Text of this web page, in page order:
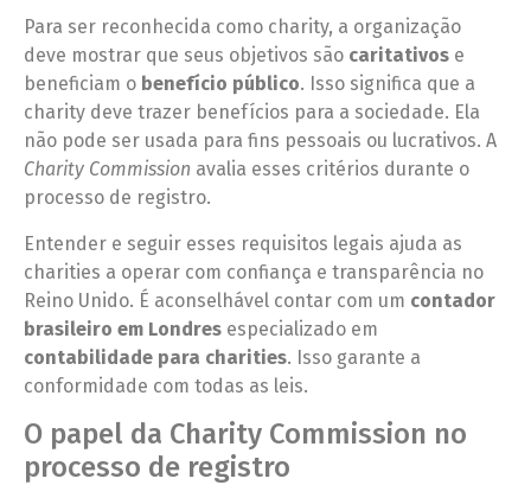
Para ser reconhecida como charity, a organização
deve mostrar que seus objetivos são caritativos e
beneficiam o benefício público. Isso significa que a
charity deve trazer benefícios para a sociedade. Ela
não pode ser usada para fins pessoais ou lucrativos. A
Charity Commission avalia esses critérios durante o
processo de registro.
Entender e seguir esses requisitos legais ajuda as
charities a operar com confiança e transparência no
Reino Unido. É aconselhável contar com um contador
brasileiro em Londres especializado em
contabilidade para charities. Isso garante a
conformidade com todas as leis.
O papel da Charity Commission no
processo de registro